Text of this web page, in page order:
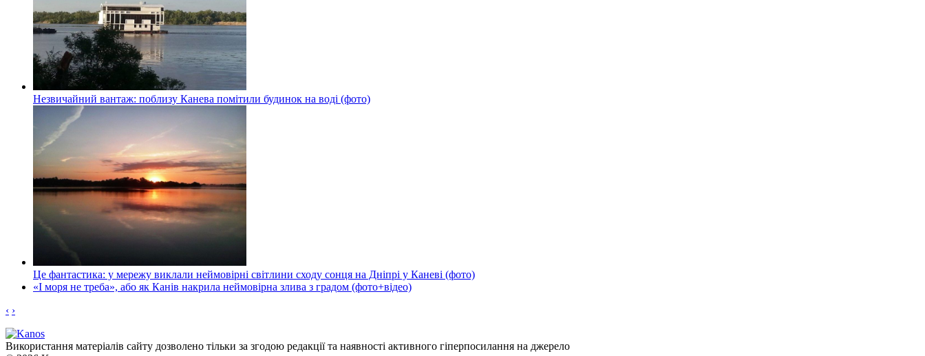
Незвичайний вантаж: поблизу Канева помітили будинок на воді (фото)
Це фантастика: у мережу виклали неймовірні світлини сходу сонця на Дніпрі у Каневі (фото)
«І моря не треба», або як Канів накрила неймовірна злива з градом (фото+відео)
‹ ›
Використання матеріалів сайту дозволено тільки за згодою редакції та наявності активного гіперпосилання на джерело